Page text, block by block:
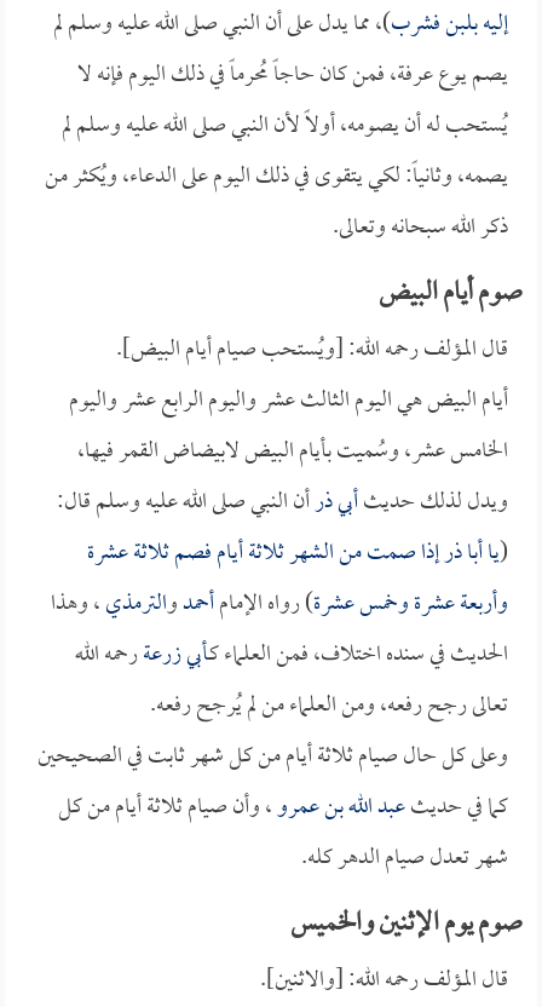
إليه بلبن فشرب)، مما يدل على أن النبي صلى الله عليه وسلم لم
يصم يوع عرفة، فمن كان حاجاً مُحرماً في ذلك اليوم فإنه لا
يُستحب له أن يصومه، أولاً لأن النبي صلى الله عليه وسلم لم
يصمه، وثانياً: لكي يتقوى في ذلك اليوم على الدعاء، ويُكثر من
ذكر الله سبحانه وتعالى.
صوم أيام البيض
قال المؤلف رحمه الله: [ويُستحب صيام أيام البيض].
أيام البيض هي اليوم الثالث عشر واليوم الرابع عشر واليوم
الخامس عشر، وسُميت بأيام البيض لابيضاض القمر فيها،
ويدل لذلك حديثأبي ذرأن النبي صلى الله عليه وسلم قال:
(ياأبا ذرإذا صمت من الشهر ثلاثة أيام فصم ثلاثة عشرة
وأربعة عشرة وخمس عشرة) رواه الإمامأحمدوالترمذي، وهذا
الحديث في سنده اختلاف، فمن العلماء كـأبي زرعةرحمه الله
تعالى رجح رفعه، ومن العلماء من لم يُرجح رفعه.
وعلى كل حال صيام ثلاثة أيام من كل شهر ثابت في الصحيحين
كما في حديثعبد الله بن عمرو، وأن صيام ثلاثة أيام من كل
شهر تعدل صيام الدهر كله.
صوم يوم الإثنين والخميس
قال المؤلف رحمه الله: [والاثنين].